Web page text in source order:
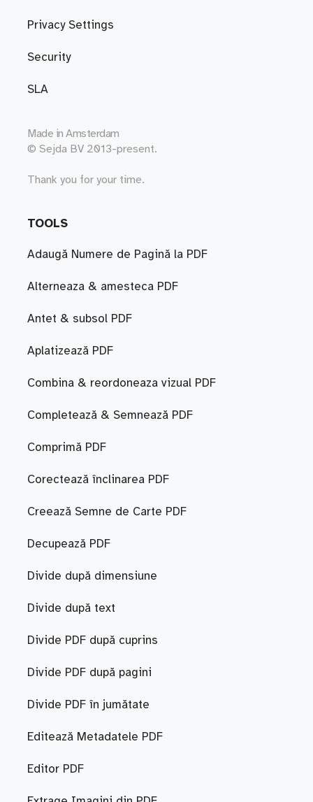
Privacy Settings
Security
SLA
Made in Amsterdam
© Sejda BV 2013-present.
Thank you for your time.
TOOLS
Adaugă Numere de Pagină la PDF
Alterneaza & amesteca PDF
Antet & subsol PDF
Aplatizează PDF
Combina & reordoneaza vizual PDF
Completează & Semnează PDF
Comprimă PDF
Corectează înclinarea PDF
Creează Semne de Carte PDF
Decupează PDF
Divide după dimensiune
Divide după text
Divide PDF după cuprins
Divide PDF după pagini
Divide PDF în jumătate
Editează Metadatele PDF
Editor PDF